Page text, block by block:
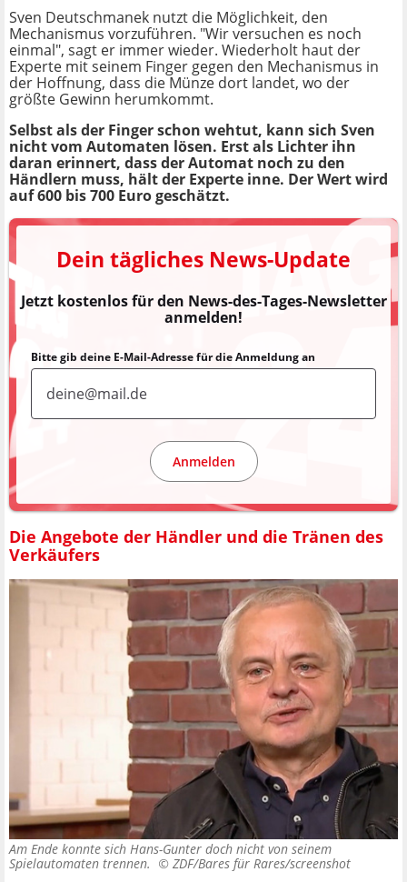
Sven Deutschmanek nutzt die Möglichkeit, den
Mechanismus vorzuführen. "Wir versuchen es noch
einmal", sagt er immer wieder. Wiederholt haut der
Experte mit seinem Finger gegen den Mechanismus in
der Hoffnung, dass die Münze dort landet, wo der
größte Gewinn herumkommt.
Selbst als der Finger schon wehtut, kann sich Sven
nicht vom Automaten lösen. Erst als Lichter ihn
daran erinnert, dass der Automat noch zu den
Händlern muss, hält der Experte inne. Der Wert wird
auf 600 bis 700 Euro geschätzt.
Dein tägliches News-Update
Jetzt kostenlos für den News-des-Tages-Newsletter
anmelden!
Bitte gib deine E-Mail-Adresse für die Anmeldung an
Anmelden
Die Angebote der Händler und die Tränen des
Verkäufers
Am Ende konnte sich Hans-Gunter doch nicht von seinem
Spielautomaten trennen. © ZDF/Bares für Rares/screenshot